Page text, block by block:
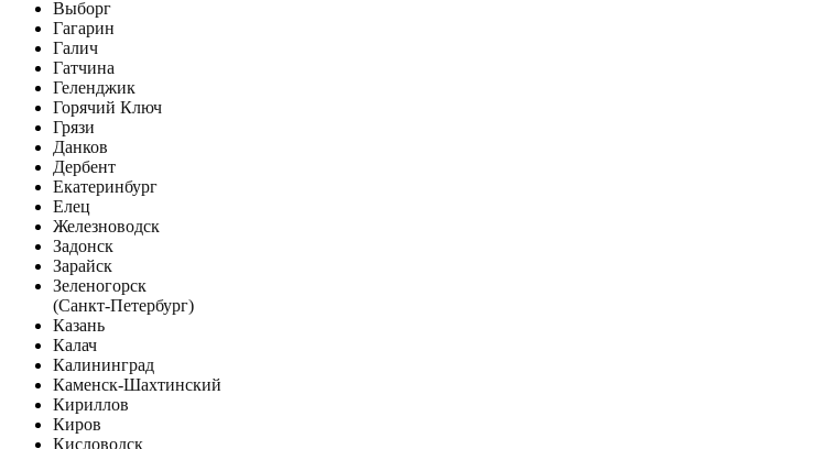
Выборг
Гагарин
Галич
Гатчина
Геленджик
Горячий Ключ
Грязи
Данков
Дербент
Екатеринбург
Елец
Железноводск
Задонск
Зарайск
Зеленогорск
(Санкт-Петербург)
Казань
Калач
Калининград
Каменск-Шахтинский
Кириллов
Киров
Кисловодск